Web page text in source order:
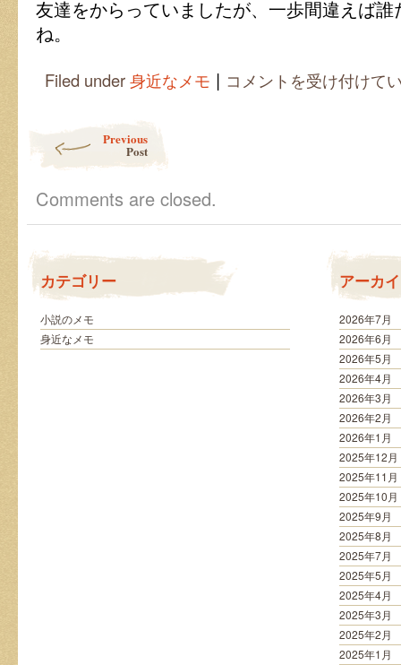
友達をからっていましたが、一歩間違えば
ね。
Filed under身近なメモ |
物
事
コメントを受け付けて
Previous
Post
Comments are closed.
カテゴリー
小説のメモ
身近なメモ
アーカ
2026年7月
2026年6月
2026年5月
2026年4月
2026年3月
2026年2月
2026年1月
2025年12月
2025年11月
2025年10月
2025年9月
2025年8月
2025年7月
2025年5月
2025年4月
2025年3月
2025年2月
2025年1月